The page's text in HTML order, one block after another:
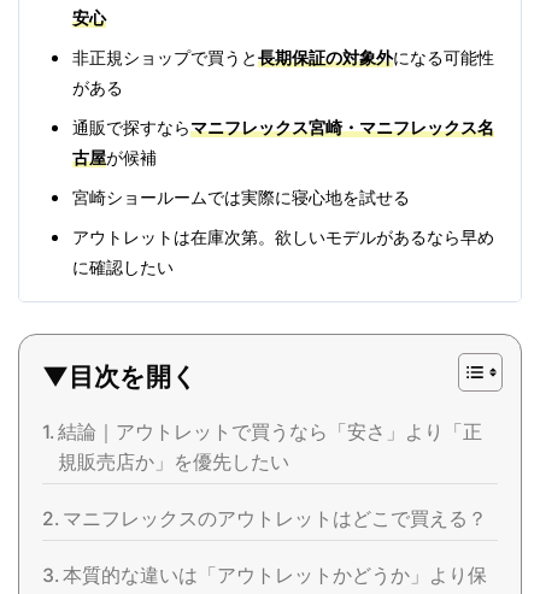
安心
非正規ショップで買うと長期保証の対象外になる可能性
がある
通販で探すならマニフレックス宮崎・マニフレックス名
古屋が候補
宮崎ショールームでは実際に寝心地を試せる
アウトレットは在庫次第。欲しいモデルがあるなら早め
に確認したい
▼目次を開く
結論｜アウトレットで買うなら「安さ」より「正
規販売店か」を優先したい
マニフレックスのアウトレットはどこで買える？
本質的な違いは「アウトレットかどうか」より保